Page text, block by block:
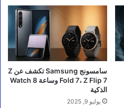
سامسونج Samsung تكشف عن Z
Fold 7، Z Flip 7 وساعة Watch 8
الذكية
يوليو 9, 2025